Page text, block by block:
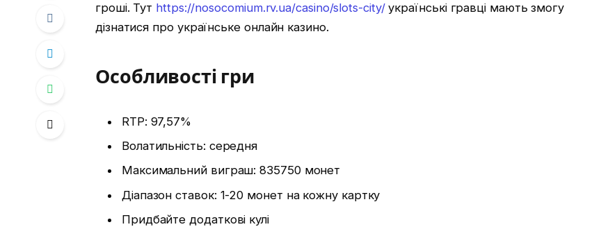
гроші. Тут https://nosocomium.rv.ua/casino/slots-city/українські гравці мають змогу
дізнатися про українське онлайн казино.
Особливості гри
RTP: 97,57%
Волатильність: середня
Максимальний виграш: 835750 монет
Діапазон ставок: 1-20 монет на кожну картку
Придбайте додаткові кулі